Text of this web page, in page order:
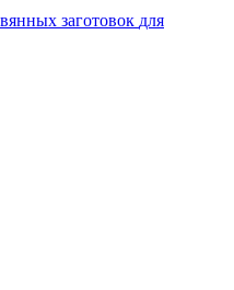
заготовок для